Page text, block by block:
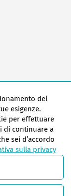
del
esigenze.
per effettuare
di continuare a
sei d’accordo
sulla privacy